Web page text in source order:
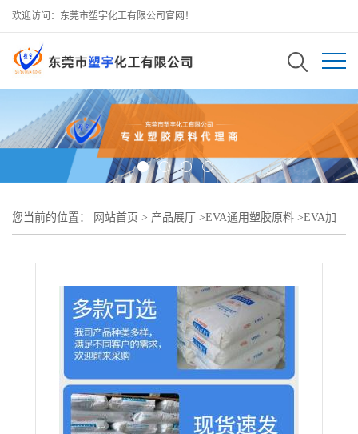
欢迎访问：东莞市塑宇化工有限公司官网！
您当前的位置： 网站首页 > 产品展厅 >EVA通用塑胶原料 >EVA加